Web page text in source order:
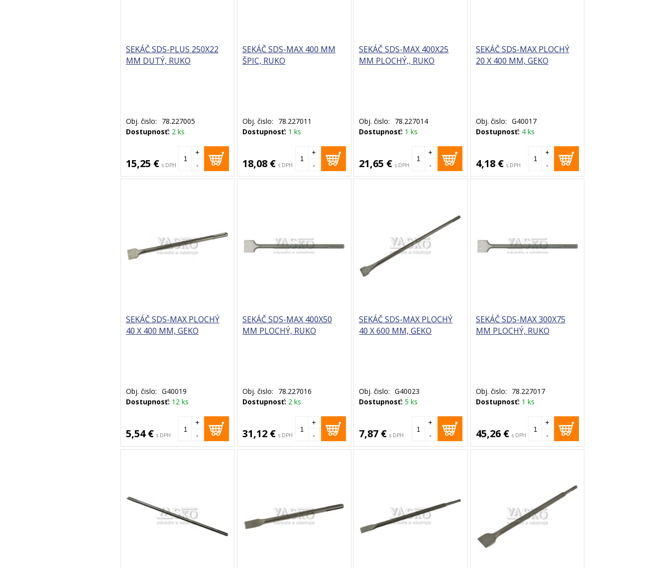
SEKÁČ SDS-PLUS 250X22
MM DUTÝ, RUKO
Obj. čislo:
78.227005
Dostupnosť: 2 ks
15,25 € s DPH
+
-
SEKÁČ SDS-MAX 400 MM
ŠPIC, RUKO
Obj. čislo:
78.227011
Dostupnosť: 1 ks
18,08 € s DPH
+
-
SEKÁČ SDS-MAX 400X25
MM PLOCHÝ,, RUKO
Obj. čislo:
78.227014
Dostupnosť: 1 ks
21,65 € s DPH
+
-
SEKÁČ SDS-MAX PLOCHÝ
20 X 400 MM, GEKO
Obj. čislo: G40017
Dostupnosť: 4 ks
4,18 € s DPH
+
-
SEKÁČ SDS-MAX PLOCHÝ
40 X 400 MM, GEKO
Obj. čislo: G40019
Dostupnosť: 12 ks
5,54 € s DPH
+
-
SEKÁČ SDS-MAX 400X50
MM PLOCHÝ, RUKO
Obj. čislo:
78.227016
Dostupnosť: 2 ks
31,12 € s DPH
+
-
SEKÁČ SDS-MAX PLOCHÝ
40 X 600 MM, GEKO
Obj. čislo: G40023
Dostupnosť: 5 ks
7,87 € s DPH
+
-
SEKÁČ SDS-MAX 300X75
MM PLOCHÝ, RUKO
Obj. čislo:
78.227017
Dostupnosť: 1 ks
45,26 € s DPH
+
-